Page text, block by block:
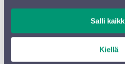
Salli
Kiellä
SÄHKÖÄ JA
Ross Jamie Collins,
Marzi Nyman, sähkökitara